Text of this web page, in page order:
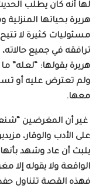
لها أنه كان يطلب
هريرة بحياتها
مسئوليات كثيرة لا
ترافقه في جميع
هريرة بقولها: “لعله”
ولم تعترض عليه أو
معها.
غير أن المغرضين
على الأدب والوقار،
يلبث أن عاد وشهد
الواقعة ولا يقوله إلا
فهذه القصة تتناول حفظ